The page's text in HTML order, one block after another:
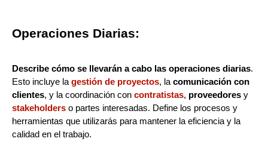
Operaciones Diarias:
Describe cómo se llevarán a cabo las operaciones diarias.
Esto incluye lagestión de proyectos, lacomunicación con
clientes, y la coordinación con contratistas, proveedores y
stakeholders o partes interesadas. Define los procesos y
herramientas que utilizarás para mantener la eficiencia y la
calidad en el trabajo.